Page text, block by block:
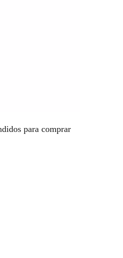
para comprar